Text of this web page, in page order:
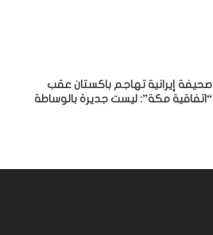
صحيفة إيرانية تهاجم باكستان عقب
“اتفاقية مكة”: ليست جديرة بالوساطة